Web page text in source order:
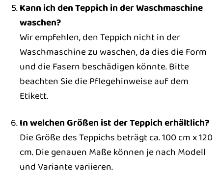
Kann ich den Teppich in der Waschmaschine
waschen?
Wir empfehlen, den Teppich nicht in der
Waschmaschine zu waschen, da dies die Form
und die Fasern beschädigen könnte. Bitte
beachten Sie die Pflegehinweise auf dem
Etikett.
In welchen Größen ist der Teppich erhältlich?
Die Größe des Teppichs beträgt ca. 100 cm x 120
cm. Die genauen Maße können je nach Modell
und Variante variieren.